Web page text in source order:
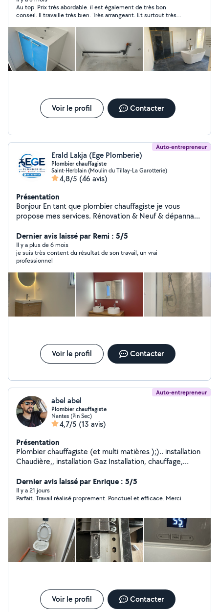
Au top. Prix très abordable. il est également de très bon
conseil. Il travaille très bien. Très arrangeant. Et surtout très
Voir le profil Contacter
Auto-entrepreneur
Erald Lakja (Ege Plomberie)
Plombier chauffagiste
Saint-Herblain (Moulin du Tillay-La Garotterie)
4,8/5 (46 avis)
Présentation
Bonjour En tant que plombier chauffagiste je vous
propose mes services. Rénovation & Neuf & dépannage
douche, lavabo, miroir, robinetterie de douche,
Dernier avis laissé par Remi : 5/5
Il y a plus de 6 mois
je suis très content du résultat de son travail, un vrai
professionnel
Voir le profil Contacter
Auto-entrepreneur
abel abel
Plombier chauffagiste
Nantes (Pin Sec)
4,7/5 (13 avis)
Présentation
Plombier chauffagiste (et multi matières );).. installation
Chaudière,, installation Gaz Installation, chauffage,
Dépannage. recherch de panne chaudière à gaz et
entretien annuel. Des embouts chauffage électricité et
serrurier, ouverture, sécurisation.
Dernier avis laissé par Enrique : 5/5
Il y a 21 jours
Parfait. Travail réalisé proprement. Ponctuel et efficace. Merci
Voir le profil Contacter